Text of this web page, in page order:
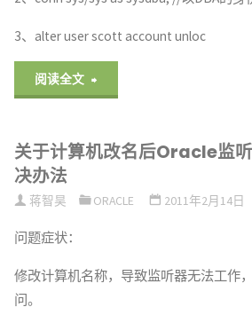
3、alter user scott account unloc
阅读全文
Oracle
录
关于计算机改名后Oracle监
决办法
蒋智昊 ORACLE 2011年2月14日
问题症状：
修改计算机名称，导致监听器无法工作
问。